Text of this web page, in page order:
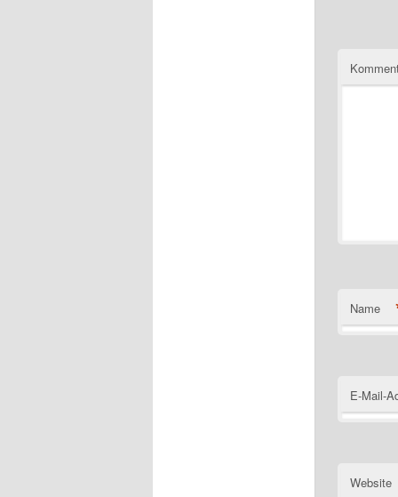
Name
E-Mail-
Website